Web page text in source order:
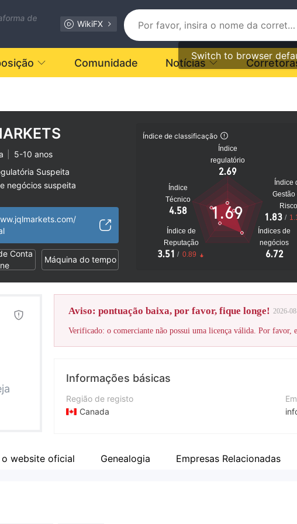
de
WikiFX
Switch to browser
Comunidade Notícias
5-10 anos
Suspeita
negócios suspeita
Conta
Máquina do tempo
Índice de classificação
Índice
regulatório
2.69
Índice
Técnico
4.58
Índice de
Reputação
3.51 / 0.89
Índices de
negócios
6.72
Índice
Gestão
Risco
1.83 /
1.69
Aviso: pontuação baixa, por favor, fique longe! 2026-
Verificado: o comerciante não possui uma licença válida. Por favor,
Informações básicas
Região de registo
Canada
Empresa
website oficial Genealogia Empresas Relacionadas